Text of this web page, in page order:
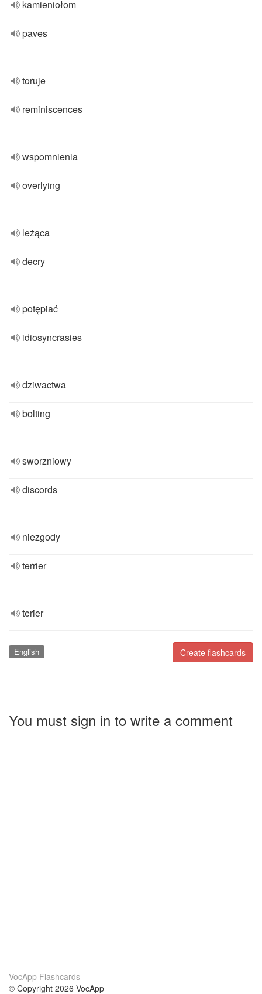
kamieniołom
paves
toruje
reminiscences
wspomnienia
overlying
leżąca
decry
potępiać
idiosyncrasies
dziwactwa
bolting
sworzniowy
discords
niezgody
terrier
terier
Create flashcards
English
You must sign in to write a comment
VocApp Flashcards
© Copyright 2026 VocApp